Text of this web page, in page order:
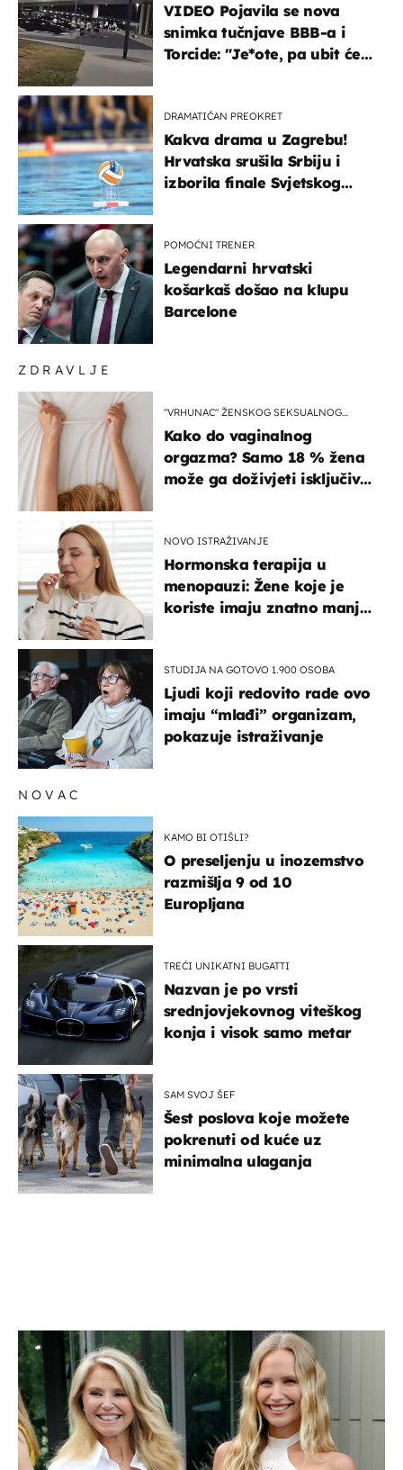
ZDRAVLJE
"VRHUNAC" ŽENSKOG SEKSUALNOG
Kako do vaginalnog
orgazma? Samo 18 % žena
može ga doživjeti isključivo
NOVO ISTRAŽIVANJE
Hormonska terapija u
menopauzi: Žene koje je
koriste imaju znatno manji
STUDIJA NA GOTOVO 1.900 OSOBA
Ljudi koji redovito rade ovo
imaju “mlađi” organizam,
pokazuje istraživanje
VIDEO Pojavila se nova
snimka tučnjave BBB-a i
Torcide: "Je*ote, pa ubit će
DRAMATIČAN PREOKRET
Kakva drama u Zagrebu!
Hrvatska srušila Srbiju i
izborila finale Svjetskog
POMOĆNI TRENER
Legendarni hrvatski
košarkaš došao na klupu
Barcelone
NOVAC
KAMO BI OTIŠLI?
O preseljenju u inozemstvo
razmišlja 9 od 10
Europljana
TREĆI UNIKATNI BUGATTI
Nazvan je po vrsti
srednjovjekovnog viteškog
konja i visok samo metar
SAM SVOJ ŠEF
Šest poslova koje možete
pokrenuti od kuće uz
minimalna ulaganja